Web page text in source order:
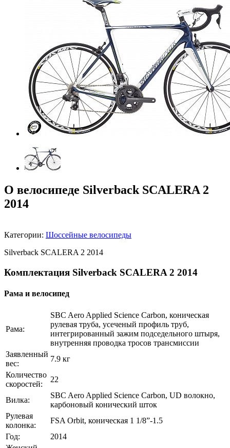
О велосипеде Silverback SCALERA 2
2014
Категории: Шоссейные велосипеды
Silverback SCALERA 2 2014
Комплектация Silverback SCALERA 2 2014
Рама и велосипед
Рама:
SBC Aero Applied Science Carbon, коническая
рулевая труба, усеченый профиль труб,
интегрированный зажим подседельного штыря,
внутренняя проводка тросов трансмиссии
Заявленный
вес:
7.9 кг
Количество
скоростей:
22
Вилка:
SBC Aero Applied Science Carbon, UD волокно,
карбоновый конический шток
Рулевая
колонка:
FSA Orbit, коническая 1 1/8”-1.5
Год:
2014